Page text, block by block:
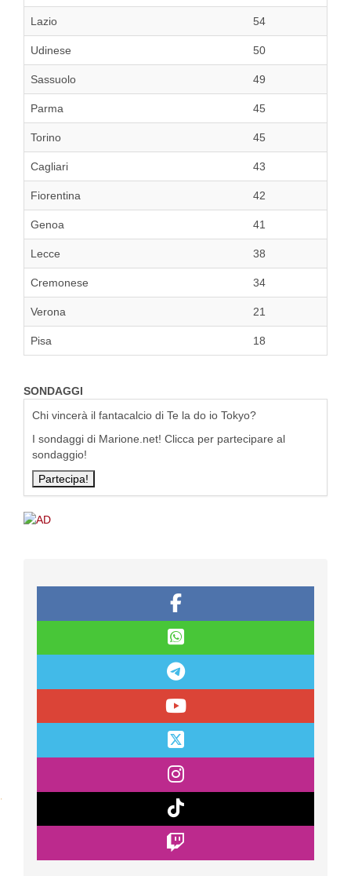
Lazio 54
Udinese 50
Sassuolo 49
Parma 45
Torino 45
Cagliari 43
Fiorentina 42
Genoa 41
Lecce 38
Cremonese 34
Verona 21
Pisa 18
SONDAGGI
Chi vincerà il fantacalcio di Te la do io Tokyo?
I sondaggi di Marione.net! Clicca per partecipare al
sondaggio!